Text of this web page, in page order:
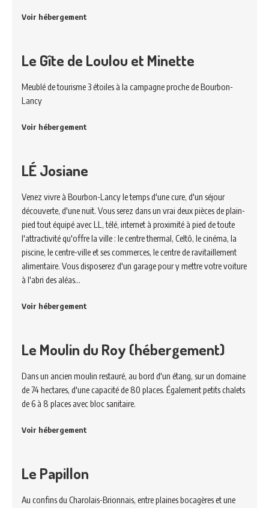
Voir hébergement
Le Gîte de Loulou et Minette
Meublé de tourisme 3 étoiles à la campagne proche de Bourbon-
Lancy
Voir hébergement
LÉ Josiane
Venez vivre à Bourbon-Lancy le temps d'une cure, d'un séjour
découverte, d'une nuit. Vous serez dans un vrai deux pièces de plain-
pied tout équipé avec LL, télé, internet à proximité à pied de toute
l'attractivité qu'offre la ville : le centre thermal, Celtô, le cinéma, la
piscine, le centre-ville et ses commerces, le centre de ravitaillement
alimentaire. Vous disposerez d'un garage pour y mettre votre voiture
à l'abri des aléas…
Voir hébergement
Le Moulin du Roy (hébergement)
Dans un ancien moulin restauré, au bord d'un étang, sur un domaine
de 74 hectares, d'une capacité de 80 places. Également petits chalets
de 6 à 8 places avec bloc sanitaire.
Voir hébergement
Le Papillon
Au confins du Charolais-Brionnais, entre plaines bocagères et une